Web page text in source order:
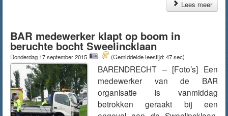
Lees meer
BAR medewerker klapt op boom in
beruchte bocht Sweelincklaan
Donderdag 17 september 2015 (Gemiddelde leestijd: 47 sec)
BARENDRECHT – [Foto’s] Een
medewerker van de BAR
organisatie is vanmiddag
betrokken geraakt bij een